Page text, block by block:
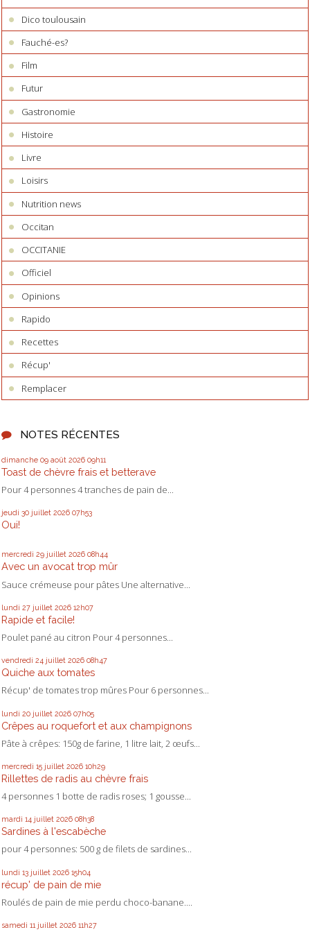
Dico toulousain
Fauché-es?
Film
Futur
Gastronomie
Histoire
Livre
Loisirs
Nutrition news
Occitan
OCCITANIE
Officiel
Opinions
Rapido
Recettes
Récup'
Remplacer
NOTES RÉCENTES
dimanche 09 août 2026 09h11
Toast de chèvre frais et betterave
Pour 4 personnes 4 tranches de pain de...
jeudi 30 juillet 2026 07h53
Oui!
mercredi 29 juillet 2026 08h44
Avec un avocat trop mûr
Sauce crémeuse pour pâtes Une alternative...
lundi 27 juillet 2026 12h07
Rapide et facile!
Poulet pané au citron Pour 4 personnes...
vendredi 24 juillet 2026 08h47
Quiche aux tomates
Récup' de tomates trop mûres Pour 6 personnes...
lundi 20 juillet 2026 07h05
Crêpes au roquefort et aux champignons
Pâte à crêpes: 150g de farine, 1 litre lait, 2 œufs...
mercredi 15 juillet 2026 10h29
Rillettes de radis au chèvre frais
4 personnes 1 botte de radis roses; 1 gousse...
mardi 14 juillet 2026 08h38
Sardines à l'escabèche
pour 4 personnes: 500 g de filets de sardines...
lundi 13 juillet 2026 15h04
récup' de pain de mie
Roulés de pain de mie perdu choco-banane....
samedi 11 juillet 2026 11h27